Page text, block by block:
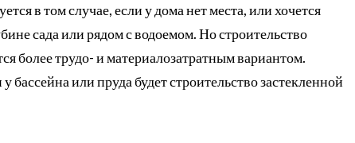
в том случае, если у дома нет места, или хочется
сада или рядом с водоемом. Но строительство
более трудо- и материалозатратным вариантом.
или пруда будет строительство застекленной